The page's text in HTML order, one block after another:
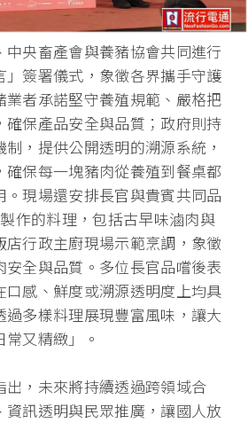
央畜產會與養豬協會共同進行
」簽署儀式，象徵各界攜手守護
業者承諾堅守養殖規範、嚴格把
確保產品安全與品質；政府則持
，提供公開透明的溯源系統，
保每一塊豬肉從養殖到餐桌都
。現場還安排長官與貴賓共同品
作的料理，包括古早味滷肉與
店行政主廚現場示範烹調，象徵
安全與品質。多位長官品嚐後表
口感、鮮度或溯源透明度上均具
過多樣料理展現豐富風味，讓大
又精緻」。
出，未來將持續透過跨領域合
訊透明與民眾推廣，讓國人放